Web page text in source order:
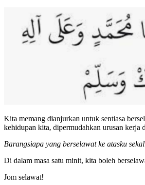
Kita memang dianjurkan untuk sentiasa
kehidupan kita, dipermudahkan urusan kerja
Barangsiapa yang berselawat ke atasku
Di dalam masa satu minit, kita boleh
Jom selawat!